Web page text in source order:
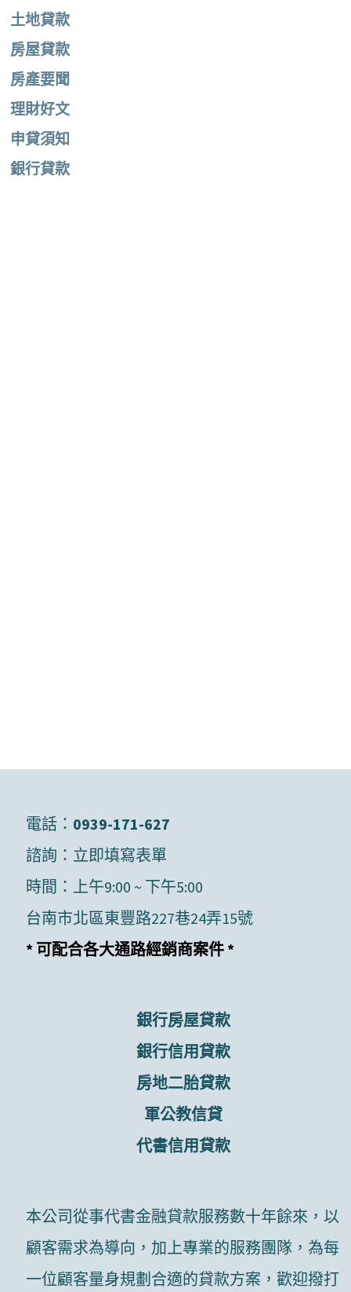
土地貸款
房屋貸款
房產要聞
理財好文
申貸須知
銀行貸款
電話： 0939-171-627
諮詢： 立即填寫表單
時間：上午9:00 ~ 下午5:00
台南市北區東豐路227巷24弄15號
* 可配合各大通路經銷商案件 *
銀行房屋貸款
銀行信用貸款
房地二胎貸款
軍公教信貸
代書信用貸款
本公司從事代書金融貸款服務數十年餘來，以
顧客需求為導向，加上專業的服務團隊，為每
一位顧客量身規劃合適的貸款方案，歡迎撥打